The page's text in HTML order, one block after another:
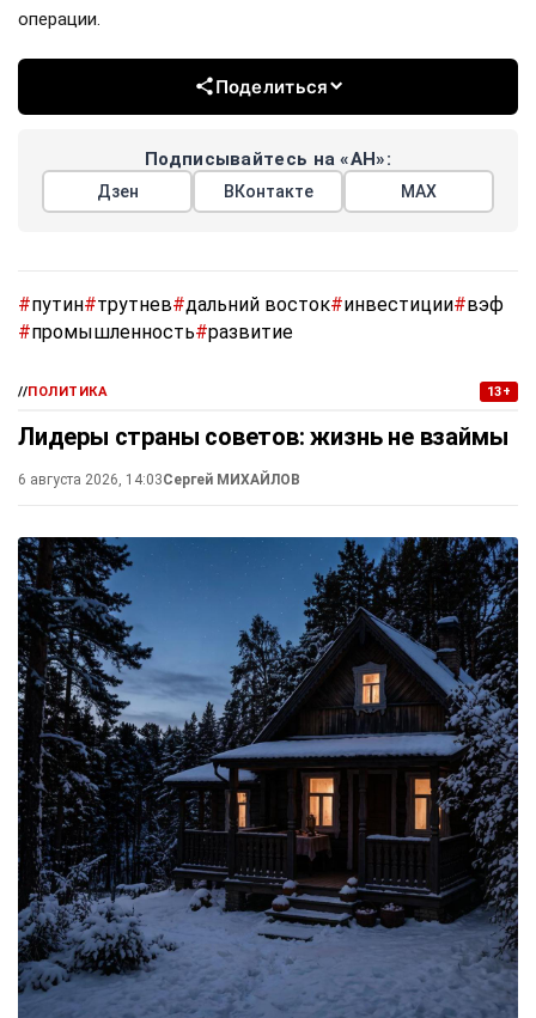
операции.
Поделиться
Подписывайтесь на «АН»:
Дзен ВКонтакте МАХ
#путин#трутнев#дальний восток#инвестиции#вэф
#промышленность#развитие
//ПОЛИТИКА 13+
Лидеры страны советов: жизнь не взаймы
6 августа 2026, 14:03Сергей МИХАЙЛОВ